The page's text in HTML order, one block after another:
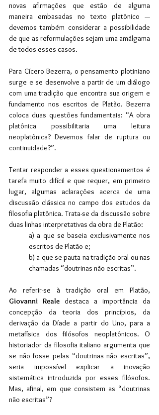
novas afirmações que estão de alguma
maneira embasadas no texto platônico —
devemos também considerar a possibilidade
de que as reformulações sejam uma amálgama
de todos esses casos.
Para Cícero Bezerra, o pensamento plotiniano
surge e se desenvolve a partir de um diálogo
com uma tradição que encontra sua origem e
fundamento nos escritos de Platão. Bezerra
coloca duas questões fundamentais: “A obra
platônica possibilitaria uma leitura
neoplatônica? Devemos falar de ruptura ou
continuidade?”.
Tentar responder a esses questionamentos é
tarefa muito difícil e que requer, em primeiro
lugar, algumas aclarações acerca de uma
discussão clássica no campo dos estudos da
filosofia platônica. Trata-se da discussão sobre
duas linhas interpretativas da obra de Platão:
a) a que se baseia exclusivamente nos
escritos de Platão e;
b) a que se pauta na tradição oral ou nas
chamadas “doutrinas não escritas”.
Giovanni Reale destaca a importância da
concepção da teoria dos princípios, da
derivação da Díade a partir do Uno, para a
metafísica dos filósofos neoplatônicos. O
historiador da filosofia italiano argumenta que
se não fosse pelas “doutrinas não escritas”,
seria impossível explicar a inovação
sistemática introduzida por esses filósofos.
Mas, afinal, em que consistem as “doutrinas
não escritas”?